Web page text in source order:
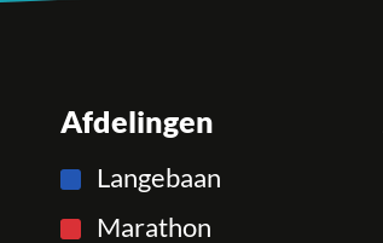
Afdelingen
Langebaan
Marathon